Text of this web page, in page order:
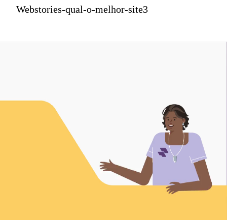
Webstories-qual-o-melhor-site3